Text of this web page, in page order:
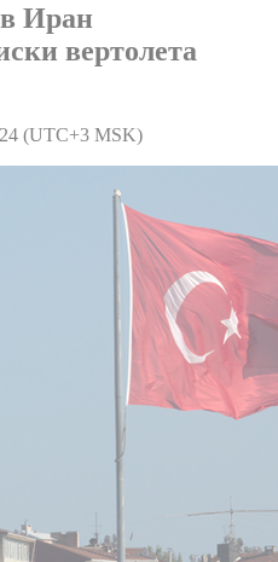
Иран
вертолета
(UTC+3 MSK)